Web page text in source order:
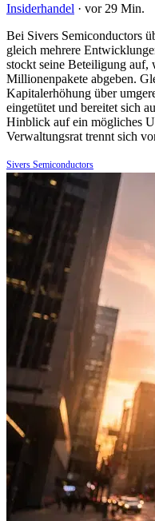
Insiderhandel · vor 29 Min.
Bei Sivers Semiconductors
gleich mehrere
stockt seine Beteiligung auf,
Millionenpakete abgeben.
Kapitalerhöhung über
eingetütet und bereitet sich
Hinblick auf ein mögliches
Verwaltungsrat trennt sich
Sivers Semiconductors